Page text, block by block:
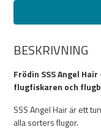
BESKRIVNING
Frödin SSS Angel
flugfiskaren och
SSS Angel Hair är ett
alla sorters flugor.